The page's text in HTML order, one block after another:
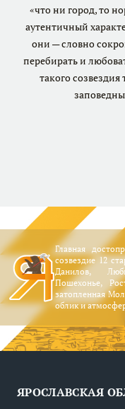
«что ни город, то
аутентичный
они — словно
перебирать и
такого
Главная
созвездие 12
Данилов,
Пошехонье,
затопленная
облик и
ЯРОСЛАВСКАЯ